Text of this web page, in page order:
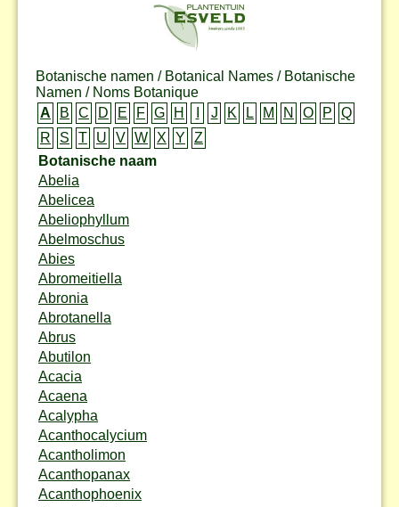
Botanische namen / Botanical Names / Botanische
Namen / Noms Botanique
A
B C D E F G H J K L M N O P
Q
R
S T U V W X Y
Z
Botanische naam
Abelia
Abelicea
Abeliophyllum
Abelmoschus
Abies
Abromeitiella
Abronia
Abrotanella
Abrus
Abutilon
Acacia
Acaena
Acalypha
Acanthocalycium
Acantholimon
Acanthopanax
Acanthophoenix